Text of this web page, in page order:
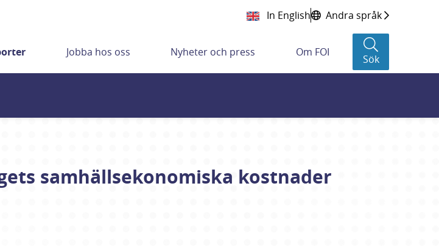
In English Andra språk
Jobba hos oss Nyheter och press Om FOI
Sök
samhällsekonomiska kostnader